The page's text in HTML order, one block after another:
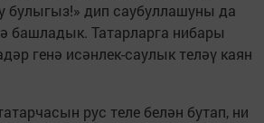
булыгыз!» дип саубуллашуны да
башладык. Татарларга нибары
генә исәнлек-саулык теләү каян
рус теле белән бутап, ни